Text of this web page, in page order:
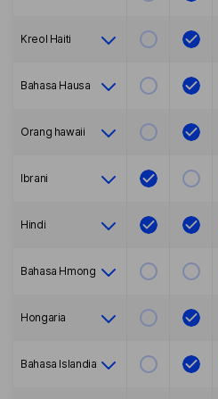
Kreol Haiti
Bahasa Hausa
orang hawaii
Ibrani
Hindi
Bahasa Hmong
Hongaria
Bahasa Islandia